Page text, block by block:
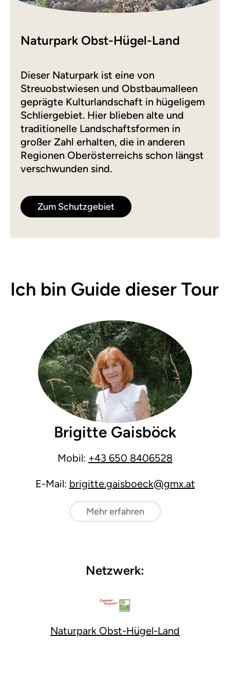
Naturpark Obst-Hügel-Land
Dieser Naturpark ist eine von
Streuobstwiesen und Obstbaumalleen
geprägte Kulturlandschaft in hügeligem
Schliergebiet. Hier blieben alte und
traditionelle Landschaftsformen in
großer Zahl erhalten, die in anderen
Regionen Oberösterreichs schon längst
verschwunden sind.
Zum Schutzgebiet
Ich bin Guide dieser Tour
Brigitte Gaisböck
Mobil: +43 650 8406528
E-Mail: brigitte.gaisboeck@gmx.at
Mehr erfahren
Netzwerk:
Naturpark Obst-Hügel-Land